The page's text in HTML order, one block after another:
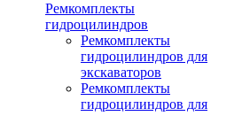
Ремкомплекты
гидроцилиндров
Ремкомплекты
гидроцилиндров для
экскаваторов
Ремкомплекты
гидроцилиндров для